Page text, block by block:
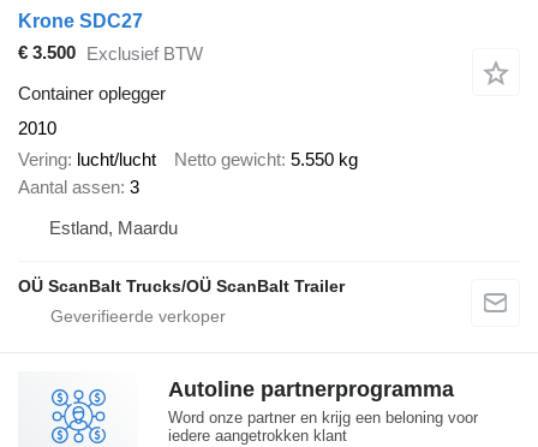
Krone SDC27
€ 3.500 Exclusief BTW
Container oplegger
2010
Vering lucht/lucht Netto gewicht 5.550 kg
Aantal assen 3
Estland, Maardu
OÜ ScanBalt Trucks/OÜ ScanBalt Trailer
Autoline partnerprogramma
Word onze partner en krijg een beloning voor
iedere aangetrokken klant